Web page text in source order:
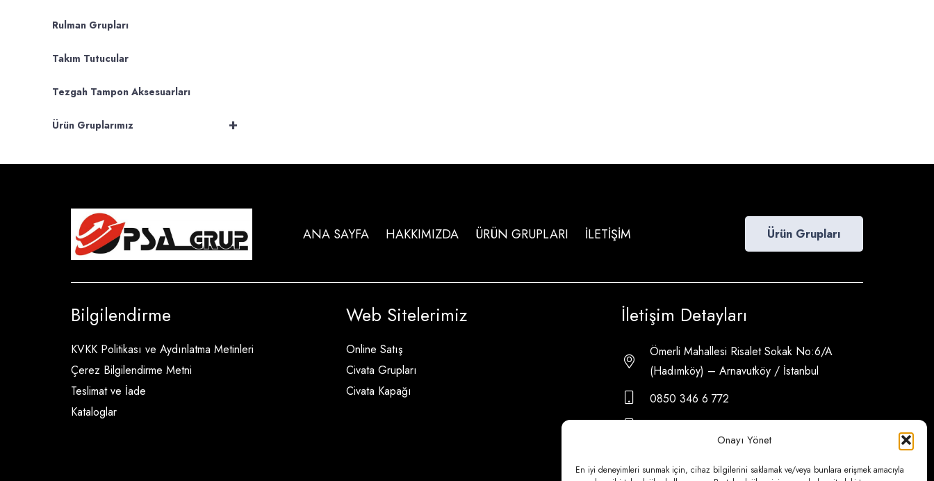
Onayı Yönet
En iyi deneyimleri sunmak için, cihaz bilgilerini saklamak ve/veya bunlara erişmek amacıyla
Rulman Grupları
Takım Tutucular
Tezgah Tampon Aksesuarları
+
Ürün Gruplarımız
ANA SAYFA HAKKIMIZDA ÜRÜN GRUPLARI İLETİŞİM Ürün Grupları
Bilgilendirme
KVKK Politikası ve Aydınlatma Metinleri
Çerez Bilgilendirme Metni
Teslimat ve İade
Kataloglar
Web Sitelerimiz
Online Satış
Civata Grupları
Civata Kapağı
İletişim Detayları
Ömerli Mahallesi Risalet Sokak No:6/A
(Hadımköy) – Arnavutköy / İstanbul
0850 346 6 772